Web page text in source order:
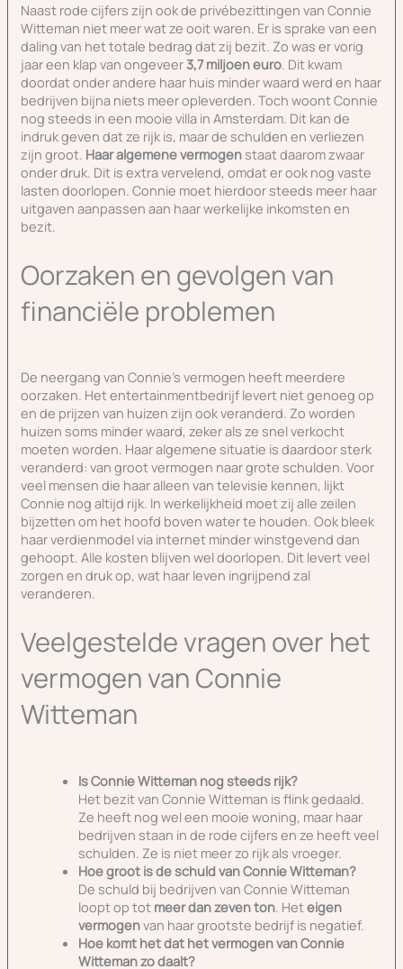
Naast rode cijfers zijn ook de privébezittingen van Connie
Witteman niet meer wat ze ooit waren. Er is sprake van een
daling van het totale bedrag dat zij bezit. Zo was er vorig
jaar een klap van ongeveer3,7 miljoen euro. Dit kwam
doordat onder andere haar huis minder waard werd en haar
bedrijven bijna niets meer opleverden. Toch woont Connie
nog steeds in een mooie villa in Amsterdam. Dit kan de
indruk geven dat ze rijk is, maar de schulden en verliezen
zijn groot. Haar algemene vermogenstaat daarom zwaar
onder druk. Dit is extra vervelend, omdat er ook nog vaste
lasten doorlopen. Connie moet hierdoor steeds meer haar
uitgaven aanpassen aan haar werkelijke inkomsten en
bezit.
Oorzaken en gevolgen van
financiële problemen
De neergang van Connie’s vermogen heeft meerdere
oorzaken. Het entertainmentbedrijf levert niet genoeg op
en de prijzen van huizen zijn ook veranderd. Zo worden
huizen soms minder waard, zeker als ze snel verkocht
moeten worden. Haar algemene situatie is daardoor sterk
veranderd: van groot vermogen naar grote schulden. Voor
veel mensen die haar alleen van televisie kennen, lijkt
Connie nog altijd rijk. In werkelijkheid moet zij alle zeilen
bijzetten om het hoofd boven water te houden. Ook bleek
haar verdienmodel via internet minder winstgevend dan
gehoopt. Alle kosten blijven wel doorlopen. Dit levert veel
zorgen en druk op, wat haar leven ingrijpend zal
veranderen.
Veelgestelde vragen over het
vermogen van Connie
Witteman
Is Connie Witteman nog steeds rijk?
Het bezit van Connie Witteman is flink gedaald.
Ze heeft nog wel een mooie woning, maar haar
bedrijven staan in de rode cijfers en ze heeft veel
schulden. Ze is niet meer zo rijk als vroeger.
Hoe groot is de schuld van Connie Witteman?
De schuld bij bedrijven van Connie Witteman
loopt op tot meer dan zeven ton. Heteigen
vermogenvan haar grootste bedrijf is negatief.
Hoe komt het dat het vermogen van Connie
Witteman zo daalt?